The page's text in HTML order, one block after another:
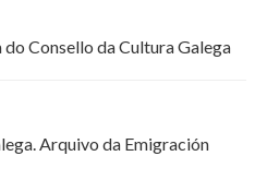
Consello da Cultura Galega
Arquivo da Emigración